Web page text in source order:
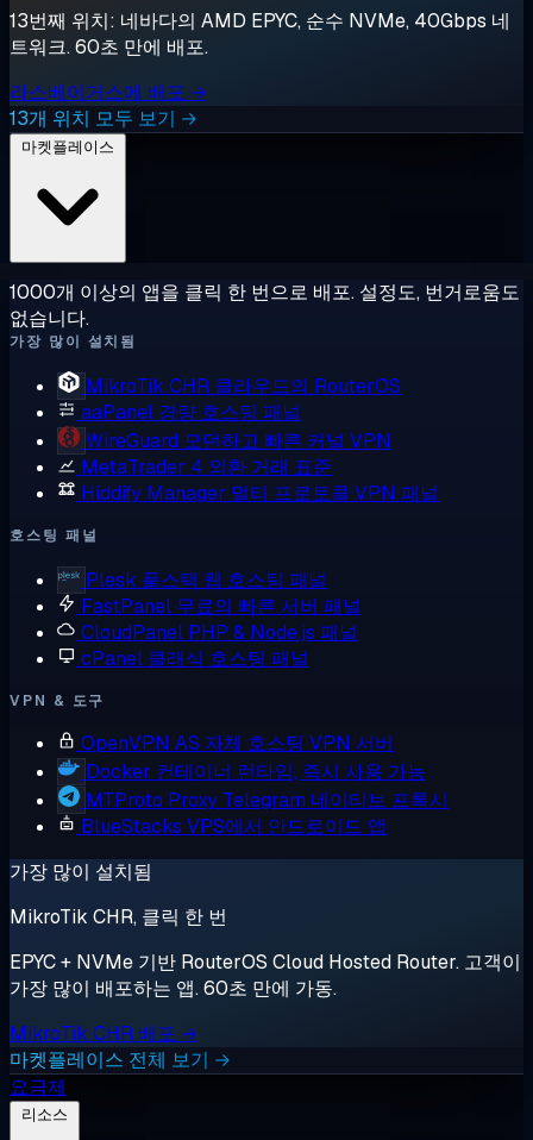
13번째 위치: 네바다의 AMD EPYC, 순수 NVMe, 40Gbps 네
트워크. 60초 만에 배포.
라스베이거스에 배포 →
13개 위치 모두 보기 →
1000개 이상의 앱을 클릭 한 번으로 배포. 설정도, 번거로움도
없습니다.
가장 많이 설치됨
MikroTik CHR 클라우드의 RouterOS
aaPanel 경량 호스팅 패널
WireGuard 모던하고 빠른 커널 VPN
MetaTrader 4 외환 거래 표준
Hiddify Manager 멀티 프로토콜 VPN 패널
호스팅 패널
Plesk 풀스택 웹 호스팅 패널
FastPanel 무료의 빠른 서버 패널
CloudPanel PHP & Node.js 패널
cPanel 클래식 호스팅 패널
VPN & 도구
OpenVPN AS 자체 호스팅 VPN 서버
Docker 컨테이너 런타임, 즉시 사용 가능
MTProto Proxy Telegram 네이티브 프록시
BlueStacks VPS에서 안드로이드 앱
가장 많이 설치됨
MikroTik CHR, 클릭 한 번
EPYC + NVMe 기반 RouterOS Cloud Hosted Router. 고객이
가장 많이 배포하는 앱. 60초 만에 가동.
MikroTik CHR 배포 →
마켓플레이스 전체 보기 →
요금제